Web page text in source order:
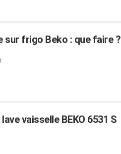
sur frigo Beko : que faire ?
vaisselle BEKO 6531 S